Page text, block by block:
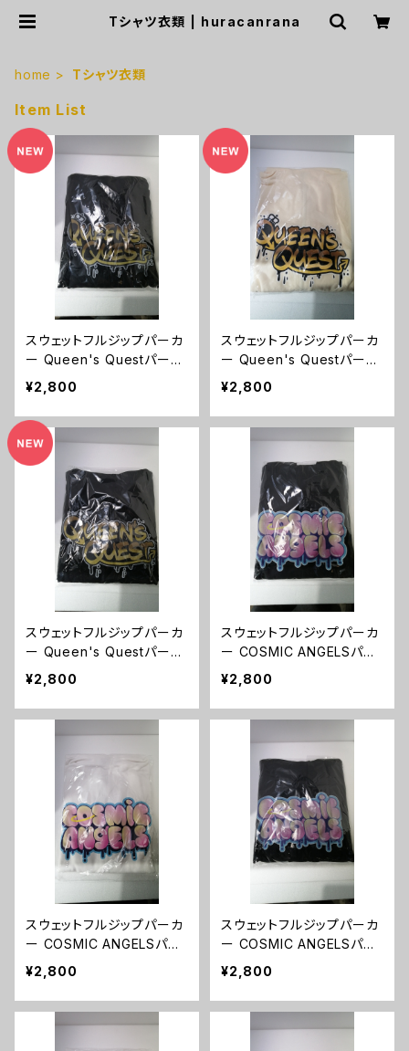
Tシャツ衣類 | huracanrana
home Tシャツ衣類
Item List
スウェットフルジップパーカ
ー Queen's Questパーカ
ー（ブラック）XLサイズ
¥2,800
スウェットフルジップパーカ
ー Queen's Questパーカ
ー（ナチュラル）XLサイズ
¥2,800
スウェットフルジップパーカ
ー Queen's Questパーカ
ー（ブラック）Lサイズ
¥2,800
スウェットフルジップパーカ
ー COSMIC ANGELSパー
カー（ブラック）XLサイズ
¥2,800
スウェットフルジップパーカ
ー COSMIC ANGELSパー
カー（ホワイト）XLサイズ
¥2,800
スウェットフルジップパーカ
ー COSMIC ANGELSパー
カー（ブラック）Lサイズ
¥2,800